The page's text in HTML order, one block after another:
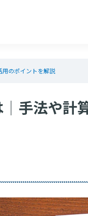
のポイントを解説
│手法や計